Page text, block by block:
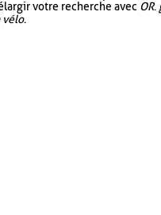
votre recherche avec OR.
vélo.